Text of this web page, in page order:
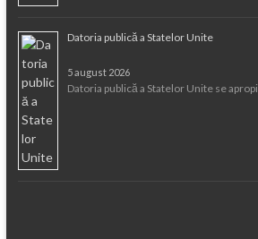
Datoria publică a Statelor Unite
5 august 2026
Datoria publică a Statelor Unite se